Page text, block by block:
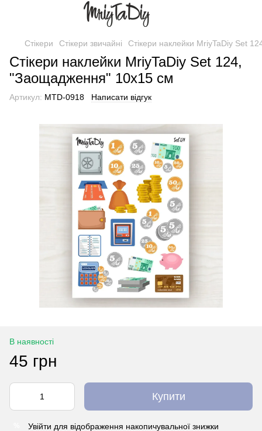
Стікери Стікери звичайні Стікери наклейки MriyTaDiy Set
Стікери наклейки MriyTaDiy Set 124,
"Заощадження" 10х15 см
Артикул: MTD-0918 Написати відгук
В наявності
45 грн
Купити
Увійти для відображення накопичувальної знижки